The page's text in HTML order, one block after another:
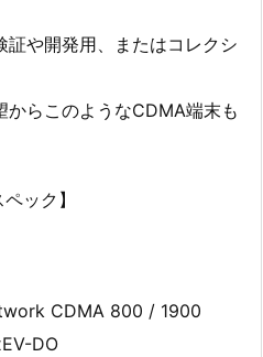
や開発用、またはコレクシ
からこのようなCDMA端末も
ック】
CDMA 800 / 1900
DO